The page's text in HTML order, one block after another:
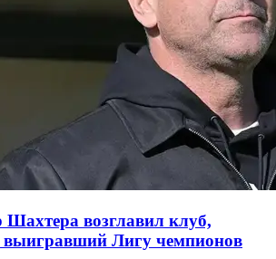
возглавил клуб,
Лигу чемпионов